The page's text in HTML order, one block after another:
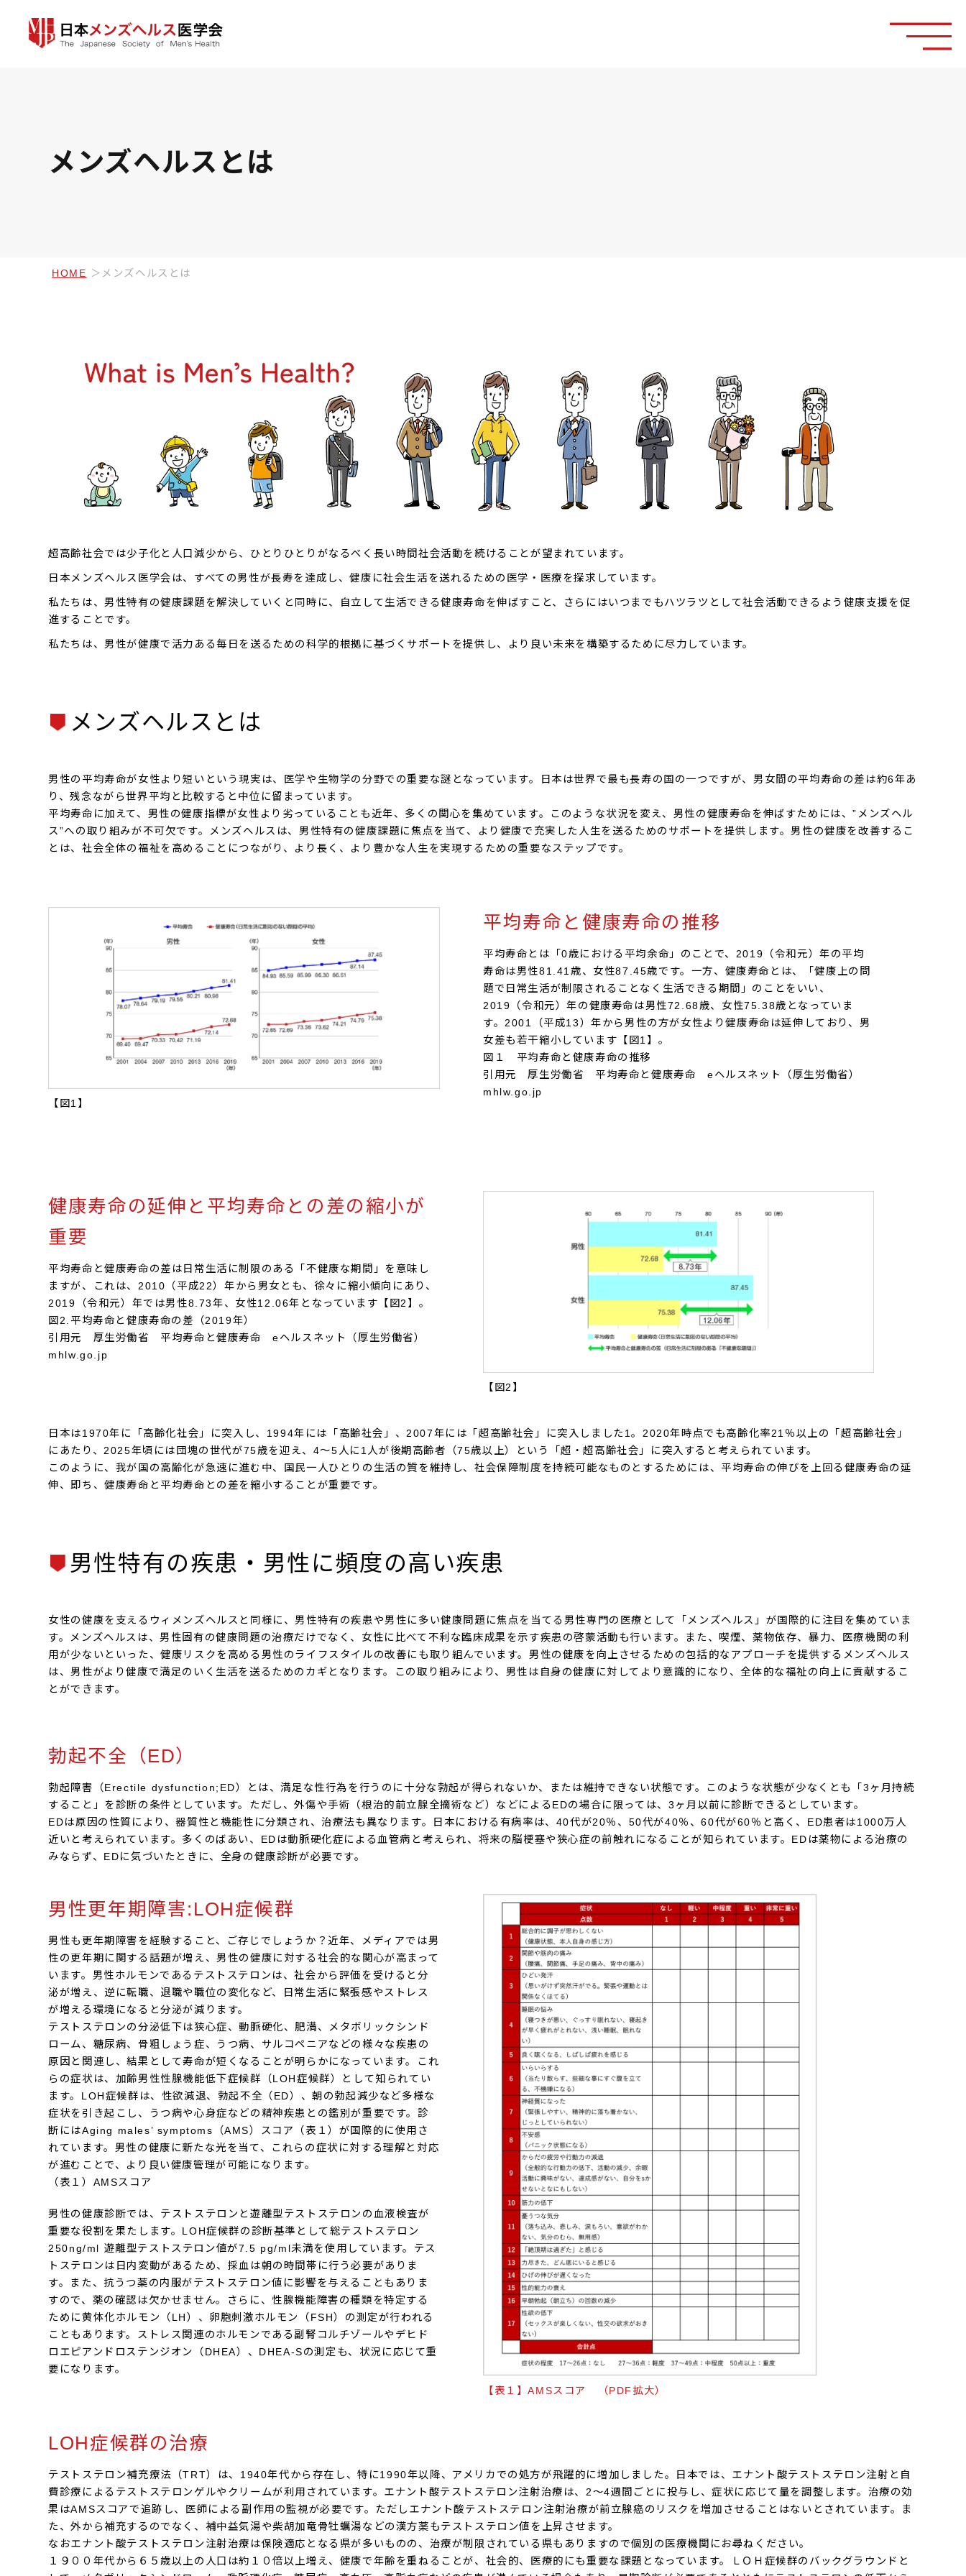
メンズヘルスとは
HOME メンズヘルスとは
超高齢社会では少子化と人口減少から、ひとりひとりがなるべく長い時間社会活動を続けることが望まれています。
日本メンズヘルス医学会は、すべての男性が長寿を達成し、健康に社会生活を送れるための医学・医療を探求しています。
私たちは、男性特有の健康課題を解決していくと同時に、自立して生活できる健康寿命を伸ばすこと、さらにはいつまでもハツラツとして社会活動できるよう健康支援を促
進することです。
私たちは、男性が健康で活力ある毎日を送るための科学的根拠に基づくサポートを提供し、より良い未来を構築するために尽力しています。
メンズヘルスとは
男性の平均寿命が女性より短いという現実は、医学や生物学の分野での重要な謎となっています。日本は世界で最も長寿の国の一つですが、男女間の平均寿命の差は約6年あ
り、残念ながら世界平均と比較すると中位に留まっています。
平均寿命に加えて、男性の健康指標が女性より劣っていることも近年、多くの関心を集めています。このような状況を変え、男性の健康寿命を伸ばすためには、”メンズヘル
ス”への取り組みが不可欠です。メンズヘルスは、男性特有の健康課題に焦点を当て、より健康で充実した人生を送るためのサポートを提供します。男性の健康を改善するこ
とは、社会全体の福祉を高めることにつながり、より長く、より豊かな人生を実現するための重要なステップです。
【図1】
平均寿命と健康寿命の推移
平均寿命とは「0歳における平均余命」のことで、2019（令和元）年の平均
寿命は男性81.41歳、女性87.45歳です。一方、健康寿命とは、「健康上の問
題で日常生活が制限されることなく生活できる期間」のことをいい、
2019（令和元）年の健康寿命は男性72.68歳、女性75.38歳となっていま
す。2001（平成13）年から男性の方が女性より健康寿命は延伸しており、男
女差も若干縮小しています【図1】。
図１ 平均寿命と健康寿命の推移
引用元 厚生労働省 平均寿命と健康寿命 eヘルスネット（厚生労働省）
mhlw.go.jp
【図2】
健康寿命の延伸と平均寿命との差の縮小が
重要
平均寿命と健康寿命の差は日常生活に制限のある「不健康な期間」を意味し
ますが、これは、2010（平成22）年から男女とも、徐々に縮小傾向にあり、
2019（令和元）年では男性8.73年、女性12.06年となっています【図2】。
図2.平均寿命と健康寿命の差（2019年）
引用元 厚生労働省 平均寿命と健康寿命 eヘルスネット（厚生労働省）
mhlw.go.jp
日本は1970年に「高齢化社会」に突入し、1994年には「高齢社会」、2007年には「超高齢社会」に突入しました1。2020年時点でも高齢化率21％以上の「超高齢社会」
にあたり、2025年頃には団塊の世代が75歳を迎え、4～5人に1人が後期高齢者（75歳以上）という「超・超高齢社会」に突入すると考えられています。
このように、我が国の高齢化が急速に進む中、国民一人ひとりの生活の質を維持し、社会保障制度を持続可能なものとするためには、平均寿命の伸びを上回る健康寿命の延
伸、即ち、健康寿命と平均寿命との差を縮小することが重要です。
男性特有の疾患・男性に頻度の高い疾患
女性の健康を支えるウィメンズヘルスと同様に、男性特有の疾患や男性に多い健康問題に焦点を当てる男性専門の医療として「メンズヘルス」が国際的に注目を集めていま
す。メンズヘルスは、男性固有の健康問題の治療だけでなく、女性に比べて不利な臨床成果を示す疾患の啓蒙活動も行います。また、喫煙、薬物依存、暴力、医療機関の利
用が少ないといった、健康リスクを高める男性のライフスタイルの改善にも取り組んでいます。男性の健康を向上させるための包括的なアプローチを提供するメンズヘルス
は、男性がより健康で満足のいく生活を送るためのカギとなります。この取り組みにより、男性は自身の健康に対してより意識的になり、全体的な福祉の向上に貢献するこ
とができます。
勃起不全（ED）
勃起障害（Erectile dysfunction;ED）とは、満足な性行為を行うのに十分な勃起が得られないか、または維持できない状態です。このような状態が少なくとも「3ヶ月持続
すること」を診断の条件としています。ただし、外傷や手術（根治的前立腺全摘術など）などによるEDの場合に限っては、3ヶ月以前に診断できるとしています。
EDは原因の性質により、器質性と機能性に分類され、治療法も異なります。日本における有病率は、40代が20％、50代が40％、60代が60％と高く、ED患者は1000万人
近いと考えられています。多くのばあい、EDは動脈硬化症による血管病と考えられ、将来の脳梗塞や狭心症の前触れになることが知られています。EDは薬物による治療の
みならず、EDに気づいたときに、全身の健康診断が必要です。
【表１】AMSスコア （PDF拡大）
男性更年期障害:LOH症候群
男性も更年期障害を経験すること、ご存じでしょうか？近年、メディアでは男
性の更年期に関する話題が増え、男性の健康に対する社会的な関心が高まって
います。男性ホルモンであるテストステロンは、社会から評価を受けると分
泌が増え、逆に転職、退職や職位の変化など、日常生活に緊張感やストレス
が増える環境になると分泌が減ります。
テストステロンの分泌低下は狭心症、動脈硬化、肥満、メタボリックシンド
ローム、糖尿病、骨粗しょう症、うつ病、サルコペニアなどの様々な疾患の
原因と関連し、結果として寿命が短くなることが明らかになっています。これ
らの症状は、加齢男性性腺機能低下症候群（LOH症候群）として知られてい
ます。LOH症候群は、性欲減退、勃起不全（ED）、朝の勃起減少など多様な
症状を引き起こし、うつ病や心身症などの精神疾患との鑑別が重要です。診
断にはAging males’ symptoms（AMS）スコア（表１）が国際的に使用さ
れています。男性の健康に新たな光を当て、これらの症状に対する理解と対応
が進むことで、より良い健康管理が可能になります。
（表１）AMSスコア
男性の健康診断では、テストステロンと遊離型テストステロンの血液検査が
重要な役割を果たします。LOH症候群の診断基準として総テストステロン
250ng/ml 遊離型テストステロン値が7.5 pg/ml未満を使用しています。テス
トステロンは日内変動があるため、採血は朝の時間帯に行う必要がありま
す。また、抗うつ薬の内服がテストステロン値に影響を与えることもありま
すので、薬の確認は欠かせません。さらに、性腺機能障害の種類を特定する
ために黄体化ホルモン（LH）、卵胞刺激ホルモン（FSH）の測定が行われる
こともあります。ストレス関連のホルモンである副腎コルチゾールやデヒド
ロエピアンドロステンジオン（DHEA）、DHEA-Sの測定も、状況に応じて重
要になります。
LOH症候群の治療
テストステロン補充療法（TRT）は、1940年代から存在し、特に1990年以降、アメリカでの処方が飛躍的に増加しました。日本では、エナント酸テストステロン注射と自
費診療によるテストステロンゲルやクリームが利用されています。エナント酸テストステロン注射治療は、2～4週間ごとに投与し、症状に応じて量を調整します。治療の効
果はAMSスコアで追跡し、医師による副作用の監視が必要です。ただしエナント酸テストステロン注射治療が前立腺癌のリスクを増加させることはないとされています。ま
た、外から補充するのでなく、補中益気湯や柴胡加竜骨牡蠣湯などの漢方薬もテストステロン値を上昇させます。
なおエナント酸テストステロン注射治療は保険適応となる県が多いものの、治療が制限されている県もありますので個別の医療機関にお尋ねください。
１９００年代から６５歳以上の人口は約１０倍以上増え、健康で年齢を重ねることが、社会的、医療的にも重要な課題となっています。ＬＯＨ症候群のバックグラウンドと